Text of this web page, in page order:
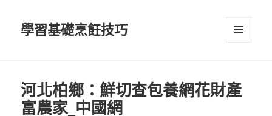
學習基礎烹飪技巧
河北柏鄉：鮮切查包養網花財產
富農家_中國網